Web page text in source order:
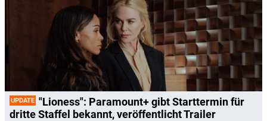
UPDATE "Lioness": Paramount+ gibt Starttermin für
dritte Staffel bekannt, veröffentlicht Trailer